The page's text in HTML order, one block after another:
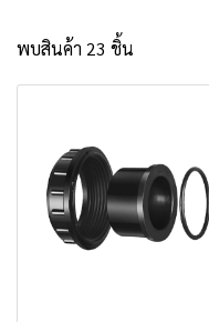
พบสินค้า 23 ชิ้น